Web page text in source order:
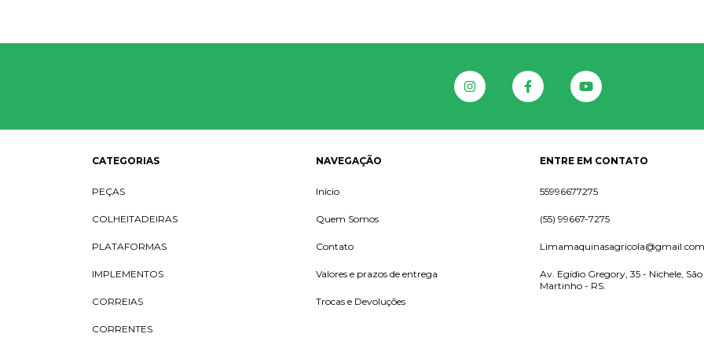
CATEGORIAS
PEÇAS
COLHEITADEIRAS
PLATAFORMAS
IMPLEMENTOS
CORREIAS
CORRENTES
NAVEGAÇÃO
Início
Quem Somos
Contato
Valores e prazos de entrega
Trocas e Devoluções
ENTRE EM CONTATO
55996677275
(55) 99667-7275
Limamaquinasagricola@gmail.com
Av. Egídio Gregory, 35 - Nichele, São
Martinho - RS.